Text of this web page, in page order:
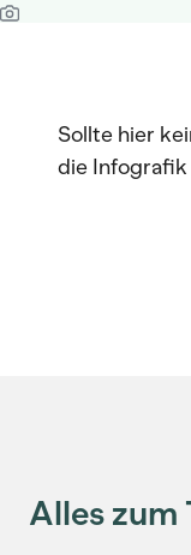
Sollte hier
die
Alles zum